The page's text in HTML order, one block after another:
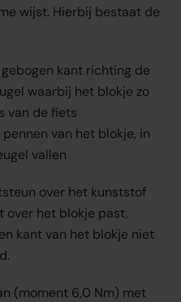
wijst. Hierbij bestaat de
kant richting de
waarbij het blokje zo
van de fiets
van het blokje, in
vallen
over het kunststof
over het blokje past,
kant van het blokje niet
(moment 6,0 Nm) met